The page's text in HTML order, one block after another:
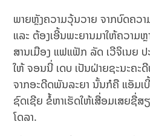
ພາຍຫຼັງຄວາມວຸ້ນວາຍ ຈາກບົດຄວ
ແລະ ຕ້ອງເອີ້ນພະຍານມາໃຫ້ຄວາມ
ສານເມືອງ ແຟແຟັກ ລັດ ເວີຈິເນຍ
ໃຫ້ ຈອນນີ່ ເດບ ເປັນຝ່າຍຊະນະຄະ
ຈາກອະດີດພັນລະຍາ ນັ້ນກໍຄື ແອັມເບີ້
ຊົດເຊີຍ ຂໍ້ຫາເຮັດໃຫ້ເສື່ອມເສຍຊື່ສ
ໂດລາ.